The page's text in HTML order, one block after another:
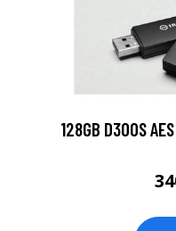
128GB D300S